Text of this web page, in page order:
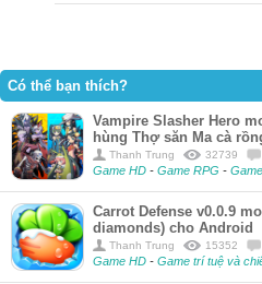
Có thể bạn thích?
Vampire Slasher Hero
hùng Thợ săn Ma cà
Thanh Trung 32739
Game HD - Game RPG -
Carrot Defense v0.0.9
diamonds) cho Android
Thanh Trung 15352
Game HD - Game trí tuệ và